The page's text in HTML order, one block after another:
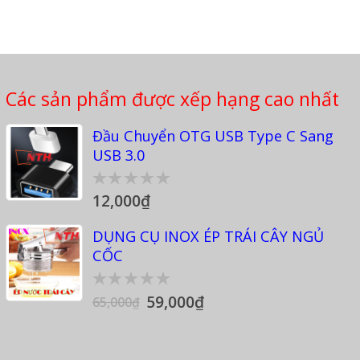
Các sản phẩm được xếp hạng cao nhất
Đầu Chuyển OTG USB Type C Sang
USB 3.0
0
out
of
5
12,000₫
DỤNG CỤ INOX ÉP TRÁI CÂY NGỦ
CỐC
0
65,000₫ 59,000₫